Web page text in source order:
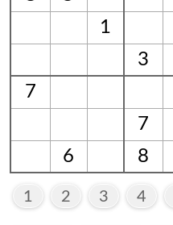
1
3
7
7
6
8
1 2 3 4